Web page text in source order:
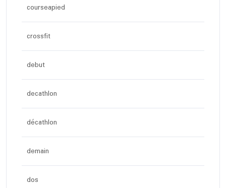
courseapied
crossfit
debut
decathlon
décathlon
demain
dos